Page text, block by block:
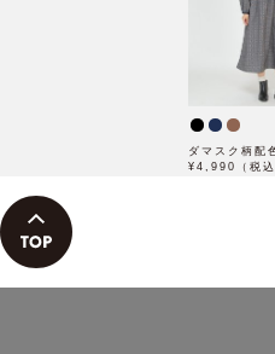
ダマスク柄配
¥4,990（税